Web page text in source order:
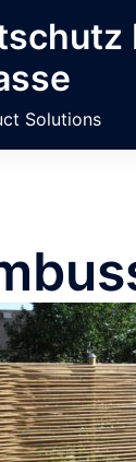
Solutions